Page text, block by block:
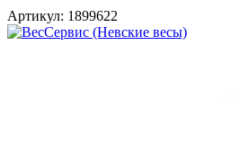
Артикул: 1899622